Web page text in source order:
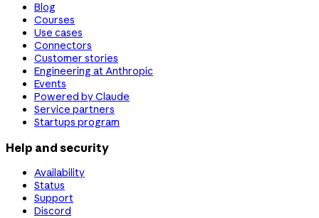
Blog
Courses
Use cases
Connectors
Customer stories
Engineering at Anthropic
Events
Powered by Claude
Service partners
Startups program
Help and security
Availability
Status
Support
Discord